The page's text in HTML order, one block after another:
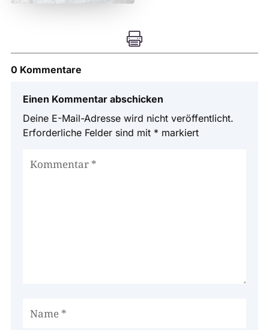

0 Kommentare
Einen Kommentar abschicken
Deine E-Mail-Adresse wird nicht veröffentlicht.
Erforderliche Felder sind mit * markiert